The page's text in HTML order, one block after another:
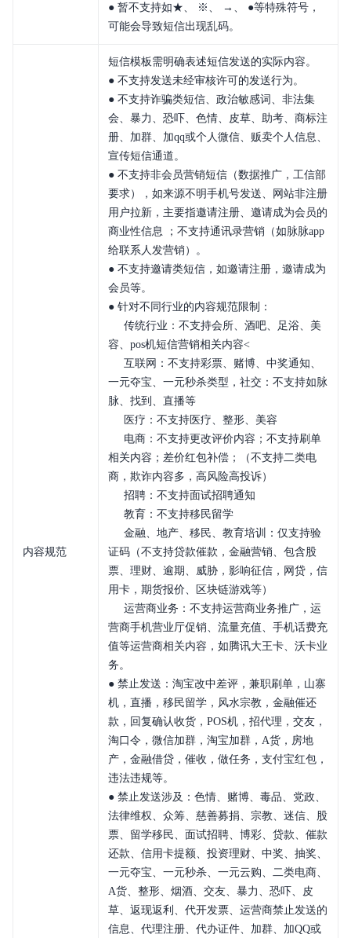
● 暂不支持如★、 ※、 →、 ●等特殊符号，
可能会导致短信出现乱码。
内容规范
短信模板需明确表述短信发送的实际内容。
● 不支持发送未经审核许可的发送行为。
● 不支持诈骗类短信、政治敏感词、非法集
会、暴力、恐吓、色情、皮草、助考、商标注
册、加群、加qq或个人微信、贩卖个人信息、
宣传短信通道。
● 不支持非会员营销短信（数据推广，工信部
要求），如来源不明手机号发送、网站非注册
用户拉新，主要指邀请注册、邀请成为会员的
商业性信息 ；不支持通讯录营销（如脉脉app
给联系人发营销）。
● 不支持邀请类短信，如邀请注册，邀请成为
会员等。
● 针对不同行业的内容规范限制：
传统行业：不支持会所、酒吧、足浴、美
容、pos机短信营销相关内容<
互联网：不支持彩票、赌博、中奖通知、
一元夺宝、一元秒杀类型，社交：不支持如脉
脉、找到、直播等
医疗：不支持医疗、整形、美容
电商：不支持更改评价内容；不支持刷单
相关内容；差价红包补偿；（不支持二类电
商，欺诈内容多，高风险高投诉）
招聘：不支持面试招聘通知
教育：不支持移民留学
金融、地产、移民、教育培训：仅支持验
证码（不支持贷款催款，金融营销、包含股
票、理财、逾期、威胁，影响征信，网贷，信
用卡，期货报价、区块链游戏等）
运营商业务：不支持运营商业务推广，运
营商手机营业厅促销、流量充值、手机话费充
值等运营商相关内容，如腾讯大王卡、沃卡业
务。
● 禁止发送：淘宝改中差评，兼职刷单，山寨
机，直播，移民留学，风水宗教，金融催还
款，回复确认收货，POS机，招代理，交友，
淘口令，微信加群，淘宝加群，A货，房地
产，金融借贷，催收，做任务，支付宝红包，
违法违规等。
● 禁止发送涉及：色情、赌博、毒品、党政、
法律维权、众筹、慈善募捐、宗教、迷信、股
票、留学移民、面试招聘、博彩、贷款、催款
还款、信用卡提额、投资理财、中奖、抽奖、
一元夺宝、一元秒杀、一元云购、二类电商、
A货、整形、烟酒、交友、暴力、恐吓、皮
草、返现返利、代开发票、运营商禁止发送的
信息、代理注册、代办证件、加群、加QQ或